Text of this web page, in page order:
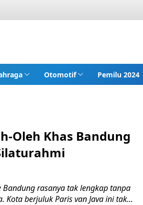
Otomotif Pemilu 2024
Oleh Khas Bandung
Bandung rasanya tak lengkap tanpa
berjuluk Paris van Java ini tak...